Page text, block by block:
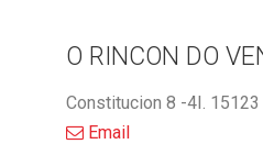
O RINCON DO
Constitucion 8 -4I. 15123
Email